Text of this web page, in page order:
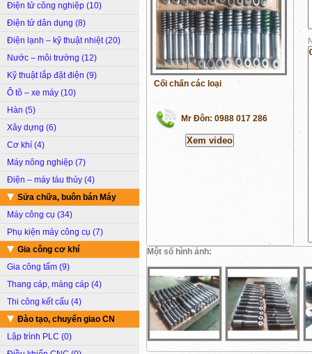
Điện tử công nghiệp (10)
Điện tử dân dụng (8)
Điện lạnh – kỹ thuật nhiệt (20)
Nước – môi trường (12)
Kỹ thuật lắp đặt điện (9)
Ô tô – xe máy (10)
Hàn (5)
Xây dựng (6)
Cơ khí (4)
Máy nông nghiệp (7)
Điện – máy tàu thủy (4)
Sửa chữa, buôn bán Máy
Máy công cụ (34)
Phụ kiện máy công cụ (7)
Gia công cơ khí
Gia công tấm (9)
Thang cáp, máng cáp (4)
Thi công kết cấu (4)
Đào tạo, chuyển giao CN
Lập trình PLC (0)
Cối chấn các loại
Mr Đôn: 0988 017 286
Một số hình ảnh: